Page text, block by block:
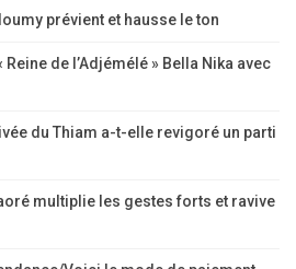
prévient et hausse le ton
de l’Adjémélé » Bella Nika avec
du Thiam a-t-elle revigoré un parti
multiplie les gestes forts et ravive